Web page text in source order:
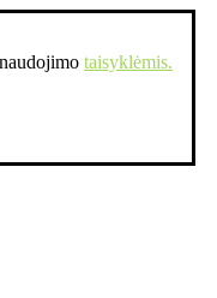
taisyklėmis.